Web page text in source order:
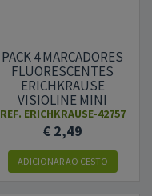
PACK 4 MARCADORES
FLUORESCENTES
ERICHKRAUSE
VISIOLINE MINI
REF. ERICHKRAUSE-42757
€ 2,49
ADICIONAR AO CESTO